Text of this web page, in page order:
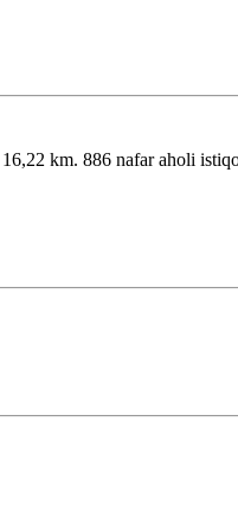
km. 886 nafar aholi